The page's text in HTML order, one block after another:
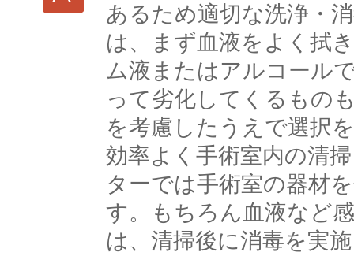
あるため適切な洗浄・
は、まず血液をよく拭
ム液またはアルコール
って劣化してくるもの
を考慮したうえで選択
効率よく手術室内の清
ターでは手術室の器材
す。もちろん血液など
は、清掃後に消毒を実